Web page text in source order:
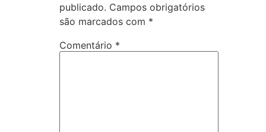
publicado. Campos obrigatórios
são marcados com *
Comentário *